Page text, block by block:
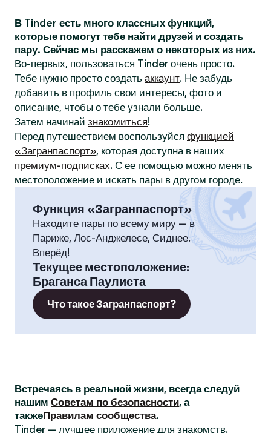
В Tinder есть много классных функций,
которые помогут тебе найти друзей и создать
пару. Сейчас мы расскажем о некоторых из них.
Во-первых, пользоваться Tinder очень просто.
Тебе нужно просто создать аккаунт. Не забудь
добавить в профиль свои интересы, фото и
описание, чтобы о тебе узнали больше.
Затем начинай знакомиться!
Перед путешествием воспользуйся функцией
«Загранпаспорт», которая доступна в наших
премиум-подписках. С ее помощью можно менять
местоположение и искать пары в другом городе.
Функция «Загранпаспорт»
Находите пары по всему миру — в
Париже, Лос-Анджелесе, Сиднее.
Вперёд!
Текущее местоположение:
Браганса Паулиста
Что такое Загранпаспорт?
Встречаясь в реальной жизни, всегда следуй
нашим Советам по безопасности, а
такжеПравилам сообщества.
Tinder — лучшее приложение для знакомств.